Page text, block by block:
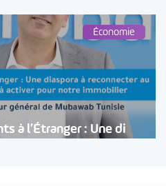
Économie
à l’Étranger : Une di